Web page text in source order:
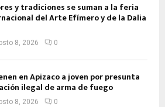
y tradiciones se suman a la feria
del Arte Efímero y de la Dalia
8, 2026 0
en Apizaco a joven por presunta
ilegal de arma de fuego
8, 2026 0